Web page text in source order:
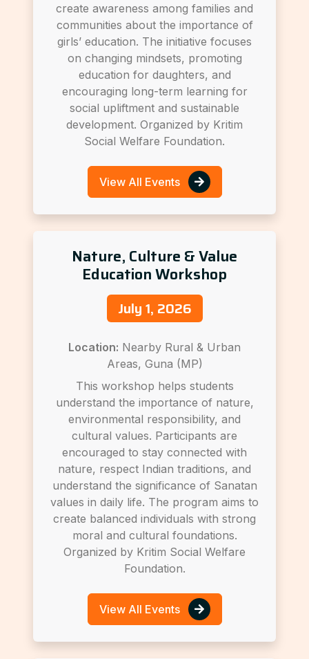
create awareness among families and
communities about the importance of
girls’ education. The initiative focuses
on changing mindsets, promoting
education for daughters, and
encouraging long-term learning for
social upliftment and sustainable
development. Organized by Kritim
Social Welfare Foundation.
View All Events
Nature, Culture & Value
Education Workshop
July 1, 2026
Location: Nearby Rural & Urban
Areas, Guna (MP)
This workshop helps students
understand the importance of nature,
environmental responsibility, and
cultural values. Participants are
encouraged to stay connected with
nature, respect Indian traditions, and
understand the significance of Sanatan
values in daily life. The program aims to
create balanced individuals with strong
moral and cultural foundations.
Organized by Kritim Social Welfare
Foundation.
View All Events